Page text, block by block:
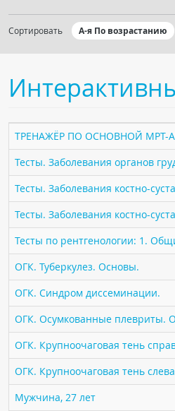
КНИЖНЫЙ МАГАЗИН
ПАЦИЕНТАМ
Где пройти обследование
Компьютерная
Магнитно-резонансная
Спросить врача
ПОМОЩЬ
Сортировать А-я По возрастанию
ТРЕНАЖЁР ПО ОСНОВНОЙ МРТ-
Тесты. Заболевания органов
Тесты. Заболевания костно-
Тесты. Заболевания костно-
Тесты по рентгенологии: 1.
ОГК. Туберкулез. Основы.
ОГК. Синдром диссеминации.
ОГК. Осумкованные плевриты.
ОГК. Крупноочаговая тень
ОГК. Крупноочаговая тень
Мужчина, 27 лет